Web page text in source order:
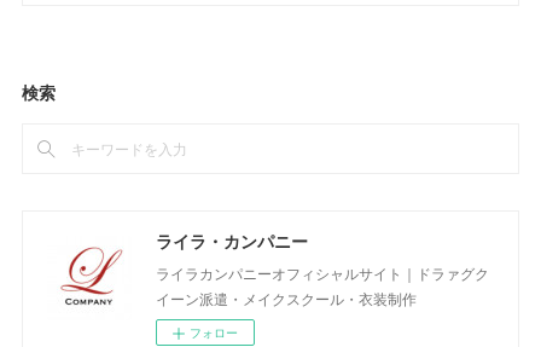
検索
ライラ・カンパニー
ライラカンパニーオフィシャルサイト｜ドラァグク
イーン派遣・メイクスクール・衣装制作
フォロー